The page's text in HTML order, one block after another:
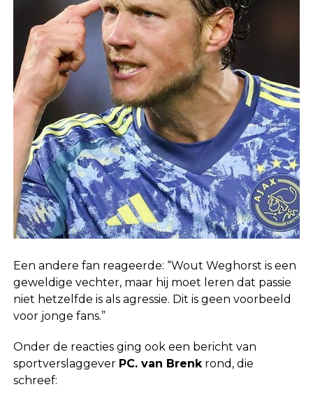
Een andere fan reageerde: “Wout Weghorst is een
geweldige vechter, maar hij moet leren dat passie
niet hetzelfde is als agressie. Dit is geen voorbeeld
voor jonge fans.”
Onder de reacties ging ook een bericht van
sportverslaggever PC. van Brenkrond, die
schreef: